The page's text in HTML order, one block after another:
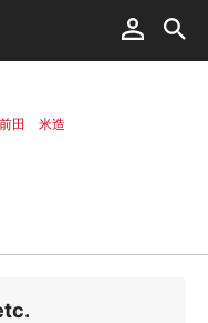
前田 米造